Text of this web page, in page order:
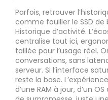
Parfois, retrouver
comme fouiller le SSD de
Historique d’activité.
centralise tout ici,
taillée pour l’usage réel.
conversations, sans
serveur. Si l’interface
reste la base.
d’une RAM à jour, d’un